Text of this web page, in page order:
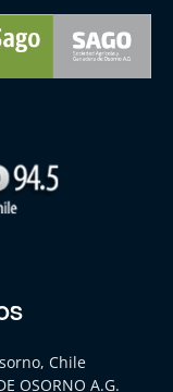
Chile
OSORNO A.G.